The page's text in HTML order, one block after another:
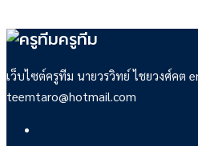
ครูทีม
เว็บไซต์ครูทีม นายวรวิทย์ ไชยวงศ์คต
teemtaro@hotmail.com